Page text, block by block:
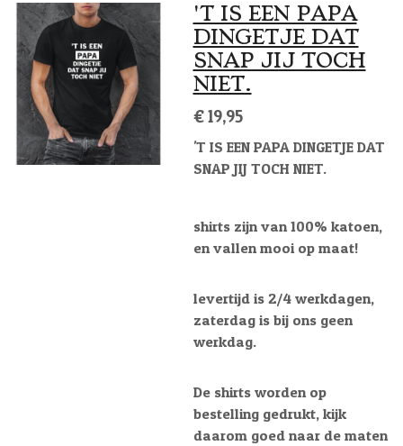
'T IS EEN PAPA
DINGETJE DAT
SNAP JIJ TOCH
NIET.
€ 19,95
'T IS EEN PAPA DINGETJE DAT
SNAP JIJ TOCH NIET.
shirts zijn van 100% katoen,
en vallen mooi op maat!
levertijd is 2/4 werkdagen,
zaterdag is bij ons geen
werkdag.
De shirts worden op
bestelling gedrukt, kijk
daarom goed naar de maten